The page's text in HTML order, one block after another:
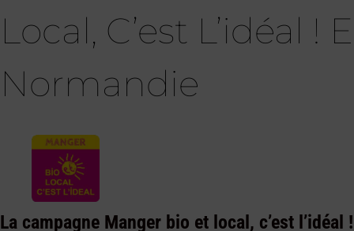
Local, C’est L’idéal !
Normandie
La campagne Manger bio et local, c’est l’idéal